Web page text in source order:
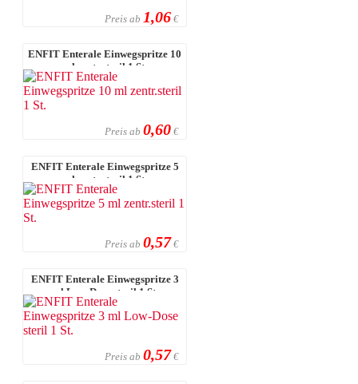
Preis ab 1,06 €
ENFIT Enterale Einwegspritze 10
ml zentr.steril 1 St.
Preis ab 0,60 €
ENFIT Enterale Einwegspritze 5
ml zentr.steril 1 St.
Preis ab 0,57 €
ENFIT Enterale Einwegspritze 3
ml Low-Dose steril 1 St.
Preis ab 0,57 €